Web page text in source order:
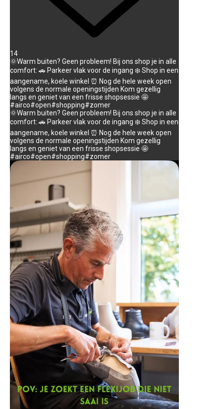
14
🌞Warm buiten? Geen probleem! Bij ons shop je in alle
comfort: 🚗 Parkeer vlak voor de ingang ❄️ Shop in een
aangename, koele winkel ⏰ Nog de hele week open
volgens de normale openingstijden Kom gezellig
langs en geniet van een frisse shopsessie 🤩
#airco#open#shopping#zomer
🌞Warm buiten? Geen probleem! Bij ons shop je in alle
comfort: 🚗 Parkeer vlak voor de ingang ❄️ Shop in een
aangename, koele winkel ⏰ Nog de hele week open
volgens de normale openingstijden Kom gezellig
langs en geniet van een frisse shopsessie 🤩
#airco#open#shopping#zomer